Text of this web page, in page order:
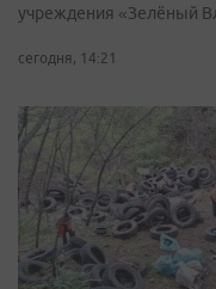
учреждения «Зелёный
сегодня, 14:21